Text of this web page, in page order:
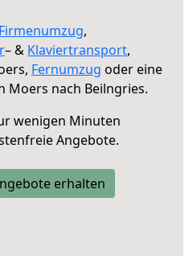
Firmenumzug,
– & Klaviertransport,
Fernumzug oder eine
Moers nach Beilngries.
wenigen Minuten
Angebote.
erhalten